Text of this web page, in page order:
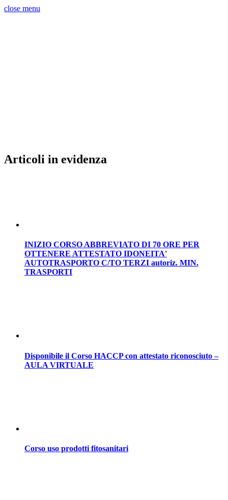
close menu
Articoli in evidenza
INIZIO CORSO ABBREVIATO DI 70 ORE PER
OTTENERE ATTESTATO IDONEITA'
AUTOTRASPORTO C/TO TERZI autoriz. MIN.
TRASPORTI
Disponibile il Corso HACCP con attestato riconosciuto –
AULA VIRTUALE
Corso uso prodotti fitosanitari